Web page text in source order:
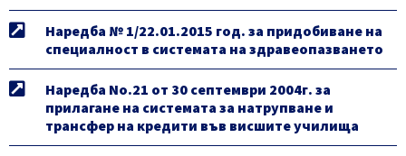
Наредба № 1/22.01.2015 год. за придобиване на
специалност в системата на здравеопазването
Наредба No.21 от 30 септември 2004г. за
прилагане на системата за натрупване и
трансфер на кредити във висшите училища